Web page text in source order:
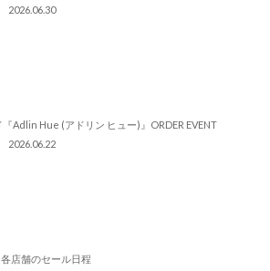
2026.06.30
『Adlin Hue (アドリン ヒュー)』ORDER EVENT
2026.06.22
店舗のセール日程